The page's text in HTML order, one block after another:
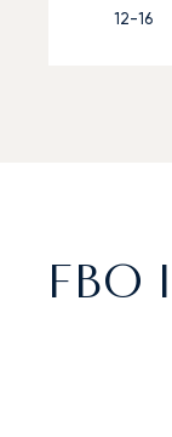
12-16
FBO